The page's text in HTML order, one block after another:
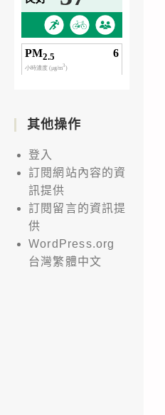
其他操作
登入
訂閱網站內容的資
訊提供
訂閱留言的資訊提
供
WordPress.org
台灣繁體中文